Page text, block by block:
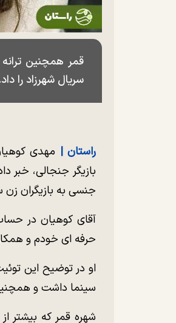
قمر همچنین
سریال شهرزاد را
راستان | مهدی
بازیگر جنجالی، خبر
جنسی به بازیگران زن
آقای کوهیان در
حرفه ای خودم و
او در توضیح این
سینما داشت و
شهره قمر که بیشتر